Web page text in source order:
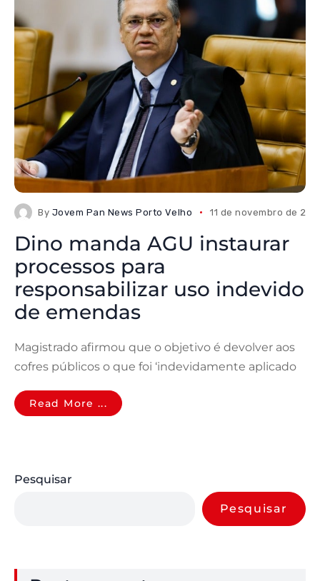
By Jovem Pan News Porto Velho 11 de novembro de
Dino manda AGU instaurar
processos para
responsabilizar uso indevido
de emendas
Magistrado afirmou que o objetivo é devolver aos
cofres públicos o que foi ‘indevidamente aplicado
Read More ...
Pesquisar
Pesquisar